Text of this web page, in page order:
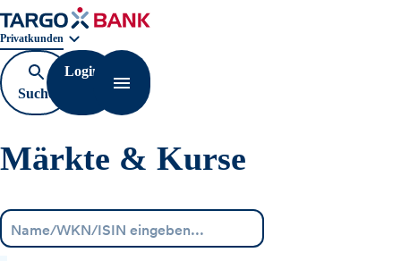
Geschäftsbereichnavigation. Aktuelle Auswahl:
Privatkunden
Suche
öffnen
Login
Navigation öffnen
Märkte & Kurse